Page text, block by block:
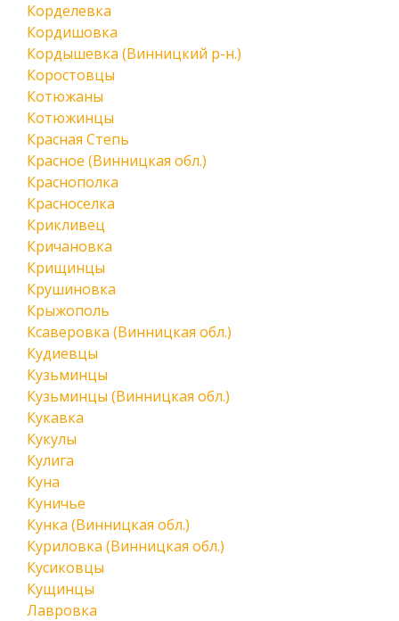
Корделевка
Кордишовка
Кордышевка (Винницкий р-н.)
Коростовцы
Котюжаны
Котюжинцы
Красная Степь
Красное (Винницкая обл.)
Краснополка
Красноселка
Крикливец
Кричановка
Крищинцы
Крушиновка
Крыжополь
Ксаверовка (Винницкая обл.)
Кудиевцы
Кузьминцы
Кузьминцы (Винницкая обл.)
Кукавка
Кукулы
Кулига
Куна
Куничье
Кунка (Винницкая обл.)
Куриловка (Винницкая обл.)
Кусиковцы
Кущинцы
Лавровка